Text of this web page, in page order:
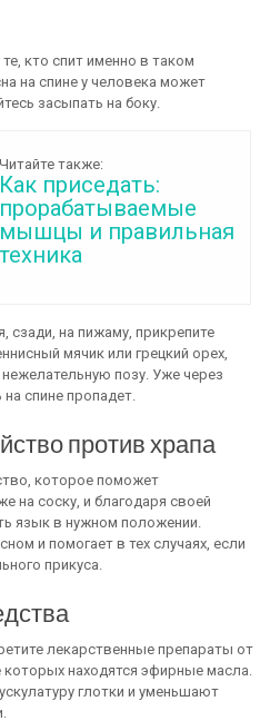
кто спит именно в таком
на спине у человека может
засыпать на боку.
Читайте также:
Как приседать:
прорабатываемые
мышцы и правильная
техника
сзади, на пижаму, прикрепите
мячик или грецкий орех,
позу. Уже через
спине пропадет.
против храпа
которое поможет
на соску, и благодаря своей
язык в нужном положении.
и помогает в тех случаях, если
прикуса.
лекарственные препараты от
которых находятся эфирные масла.
глотки и уменьшают